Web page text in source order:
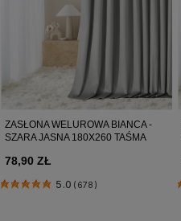
ZASŁONA WELUROWA BIANCA -
SZARA JASNA 180X260 TAŚMA
78,90 ZŁ
5.0 (678)